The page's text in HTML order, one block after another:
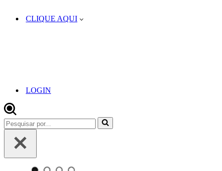
CLIQUE AQUI
LOGIN
Pesquisar
por...